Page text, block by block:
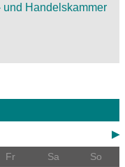
und Handelskammer
▶
Fr Sa So